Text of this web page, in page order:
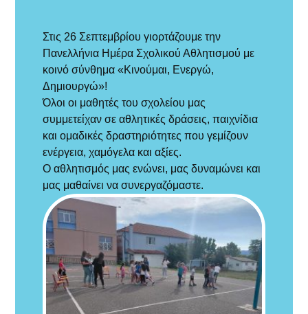
Στις 26 Σεπτεμβρίου γιορτάζουμε την
Πανελλήνια Ημέρα Σχολικού Αθλητισμού με
κοινό σύνθημα «Κινούμαι, Ενεργώ,
Δημιουργώ»!
Όλοι οι μαθητές του σχολείου μας
συμμετείχαν σε αθλητικές δράσεις, παιχνίδια
και ομαδικές δραστηριότητες που γεμίζουν
ενέργεια, χαμόγελα και αξίες.
Ο αθλητισμός μας ενώνει, μας δυναμώνει και
μας μαθαίνει να συνεργαζόμαστε.